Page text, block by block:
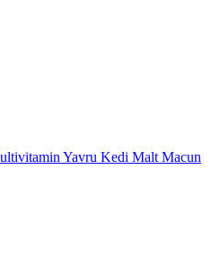
Yavru Kedi Malt Macun